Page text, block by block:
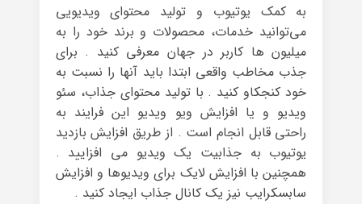
به کمک یوتیوب و تولید محتوای ویدیویی
می‌توانید خدمات، محصولات و برند خود را به
میلیون ها کاربر در جهان معرفی کنید . برای
جذب مخاطب واقعی ابتدا باید آنها را نسبت به
خود کنجکاو کنید . با تولید محتوای جذاب، سئو
ویدیو و یا افزایش ویو ویدیو این فرایند به
راحتی قابل انجام است . از طریق افزایش بازدید
یوتیوب به جذابیت یک ویدیو می افزایید .
همچنین با افزایش لایک برای ویدیوها و افزایش
سابسکرایب نیز یک کانال جذاب ایجاد کنید .